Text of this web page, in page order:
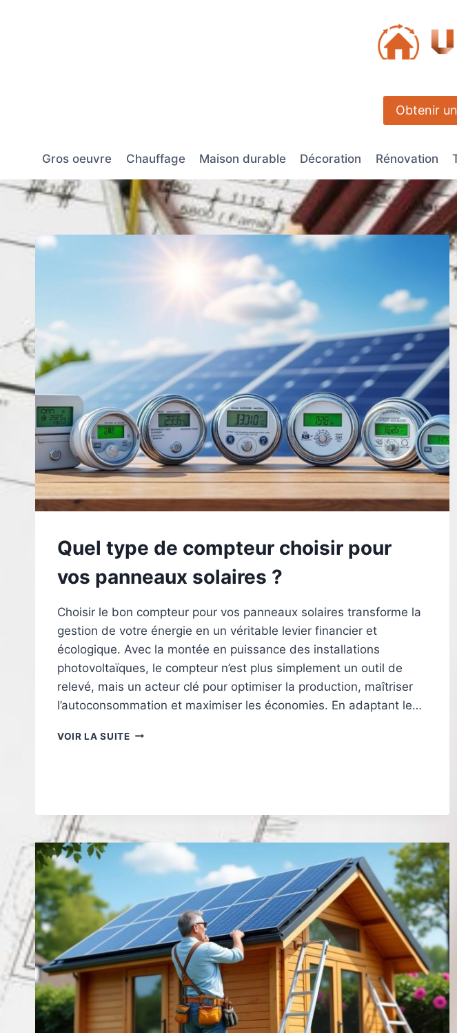
Obtenir
Gros oeuvre Chauffage Maison durable Décoration Rénovation
Quel type de compteur choisir pour
vos panneaux solaires ?
Choisir le bon compteur pour vos panneaux solaires transforme la
gestion de votre énergie en un véritable levier financier et
écologique. Avec la montée en puissance des installations
photovoltaïques, le compteur n’est plus simplement un outil de
relevé, mais un acteur clé pour optimiser la production, maîtriser
l’autoconsommation et maximiser les économies. En adaptant le…
VOIR LA SUITEQUEL
SOLAIRES
?